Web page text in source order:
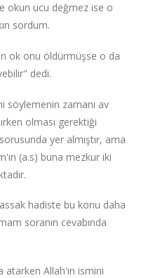
okun ucu değmez ise o
sordum.
ok onu öldürmüşse o da
dedi.
söylemenin zamanı av
olması gerektiği
yer almıştır, ama
(a.s) buna mezkur iki
hadiste bu konu daha
soranın cevabında
Allah'ın ismini